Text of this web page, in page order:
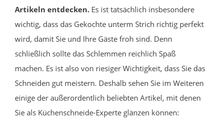
Artikeln entdecken. Es ist tatsächlich insbesondere
wichtig, dass das Gekochte unterm Strich richtig perfekt
wird, damit Sie und Ihre Gäste froh sind. Denn
schließlich sollte das Schlemmen reichlich Spaß
machen. Es ist also von riesiger Wichtigkeit, dass Sie das
Schneiden gut meistern. Deshalb sehen Sie im Weiteren
einige der außerordentlich beliebten Artikel, mit denen
Sie als Küchenschneide-Experte glänzen können: